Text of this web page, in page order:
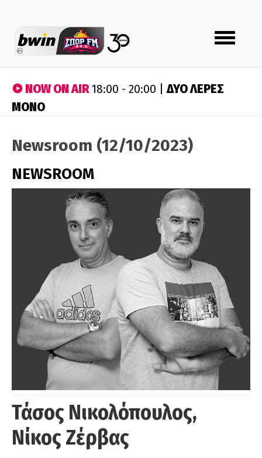
Toggle
navigation
NOW ON AIR18:00 - 20:00 |ΔΥΟ ΛΕΡΕΣ
ΜΟΝΟ
Newsroom (12/10/2023)
NEWSROOM
Τάσος Νικολόπουλος,
Νίκος Ζέρβας